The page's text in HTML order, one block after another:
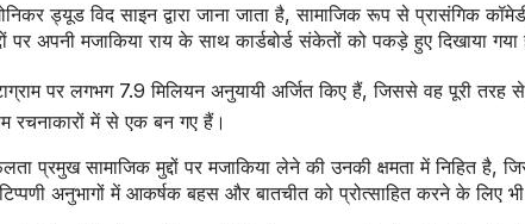
ड्यूड विद साइन द्वारा जाना जाता है, सामाजिक रूप से प्रासंगिक
पर अपनी मजाकिया राय के साथ कार्डबोर्ड संकेतों को पकड़े हुए दिखाया गया
पर लगभग 7.9 मिलियन अनुयायी अर्जित किए हैं, जिससे वह पूरी तरह
रचनाकारों में से एक बन गए हैं।
प्रमुख सामाजिक मुद्दों पर मजाकिया लेने की उनकी क्षमता में निहित है,
अनुभागों में आकर्षक बहस और बातचीत को प्रोत्साहित करने के लिए